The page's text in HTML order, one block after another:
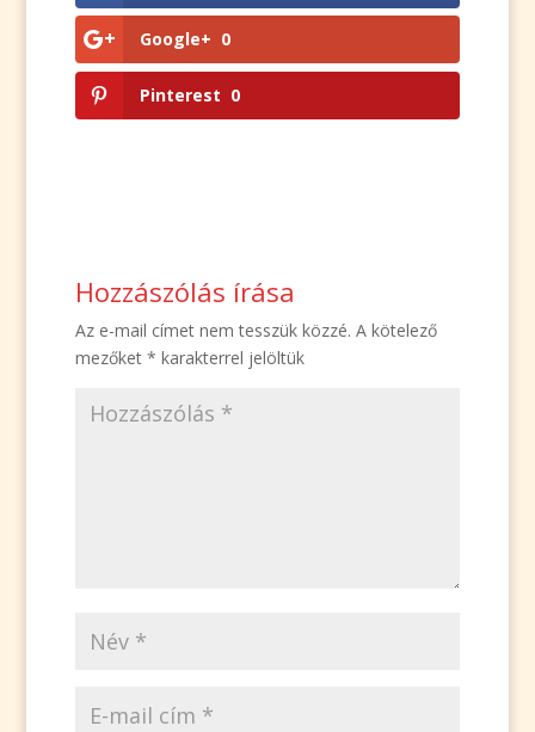
Google+ 0
Pinterest 0
Hozzászólás írása
Az e-mail címet nem tesszük közzé. A kötelező
mezőket * karakterrel jelöltük